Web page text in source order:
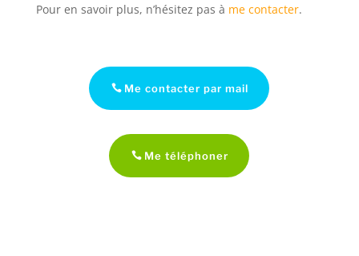
Pour en savoir plus, n’hésitez pas à me contacter.
Me contacter par mail
Me téléphoner